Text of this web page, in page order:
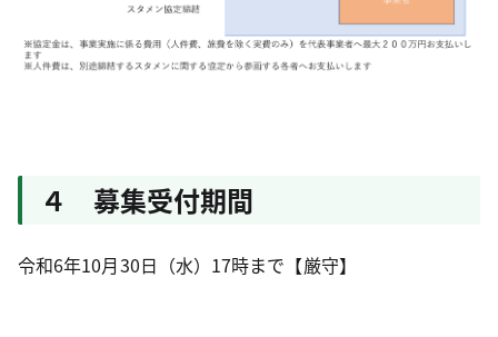
４ 募集受付期間
令和6年10月30日（水）17時まで【厳守】